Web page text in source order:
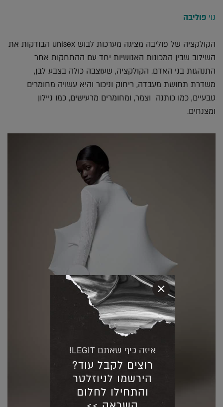
נוי פוליבה
הקולקציה של פוליבה מציגה מערכות לבוש unisex הבודקות את
השילוב שבין המכונות האנושיות יחד עם ההתחקות אחר
התנהגות בני האדם. הקולקציה, שעוצבה כולה בצבע לבן,
משדרת תחושת מעבדה, ריחוק וניכור והיא עשויה מחומרים
טבעיים, כמו כותנה וצמר, ומחומרים מרעישים, כמו ניילון
ומצנחים.
איזה כיף שאתם LEGIT!
רוצים לקבל עוד?
הירשמו לניוזלטר
והתחילו לחלום
×